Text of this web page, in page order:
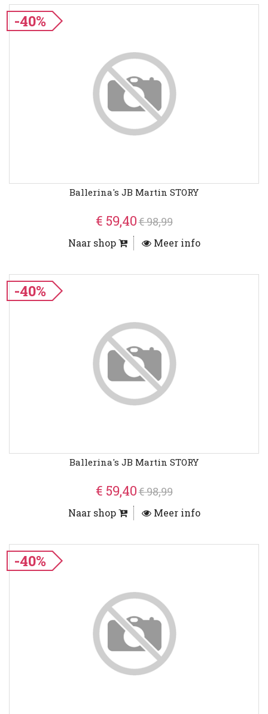
-40%
Ballerina's JB Martin STORY
€ 59,40€ 98,99
Naar shop Meer info
-40%
Ballerina's JB Martin STORY
€ 59,40€ 98,99
Naar shop Meer info
-40%